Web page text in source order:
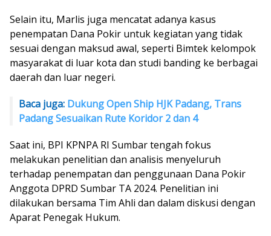
Selain itu, Marlis juga mencatat adanya kasus
penempatan Dana Pokir untuk kegiatan yang tidak
sesuai dengan maksud awal, seperti Bimtek kelompok
masyarakat di luar kota dan studi banding ke berbagai
daerah dan luar negeri.
Baca juga: Dukung Open Ship HJK Padang, Trans
Padang Sesuaikan Rute Koridor 2 dan 4
Saat ini, BPI KPNPA RI Sumbar tengah fokus
melakukan penelitian dan analisis menyeluruh
terhadap penempatan dan penggunaan Dana Pokir
Anggota DPRD Sumbar TA 2024. Penelitian ini
dilakukan bersama Tim Ahli dan dalam diskusi dengan
Aparat Penegak Hukum.